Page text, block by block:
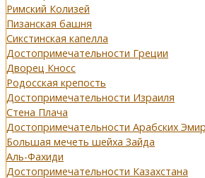
Римский Колизей
Пизанская башня
Сикстинская капелла
Достопримечательности Греции
Дворец Кносс
Родосская крепость
Достопримечательности Израиля
Стена Плача
Достопримечательности Арабских
Большая мечеть шейха Зайда
Аль-Фахиди
Достопримечательности Казахстана